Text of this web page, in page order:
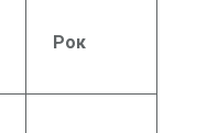
Рок